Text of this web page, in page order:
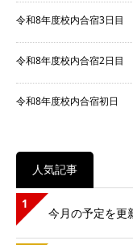
令和8年度校内合宿3日目
令和8年度校内合宿2日目
令和8年度校内合宿初日
人気記事
1
今月の予定を更